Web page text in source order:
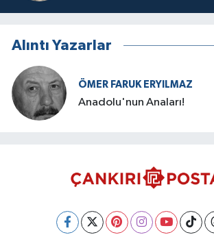
Alıntı Yazarlar
ÖMER FARUK ERYILMAZ
Anadolu'nun Anaları!